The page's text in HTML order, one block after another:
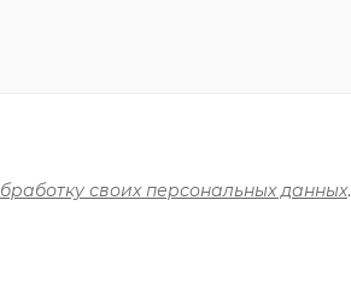
своих персональных данных.